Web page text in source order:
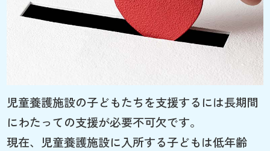
児童養護施設の子どもたちを支援するには長期間
にわたっての支援が必要不可欠です。
現在、児童養護施設に入所する子どもは低年齢